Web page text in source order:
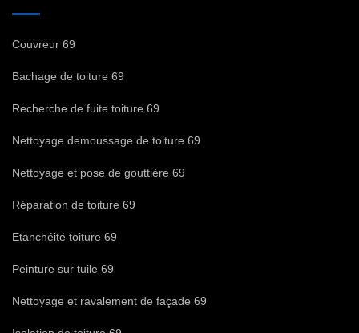
Couvreur 69
Bachage de toiture 69
Recherche de fuite toiture 69
Nettoyage demoussage de toiture 69
Nettoyage et pose de gouttière 69
Réparation de toiture 69
Etanchéité toiture 69
Peinture sur tuile 69
Nettoyage et ravalement de façade 69